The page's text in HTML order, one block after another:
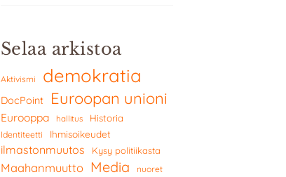
Selaa arkistoa
Aktivismi demokratia
DocPoint Euroopan unioni
Eurooppa hallitus Historia
Identiteetti Ihmisoikeudet
ilmastonmuutos Kysy politiikasta
Maahanmuutto Media nuoret